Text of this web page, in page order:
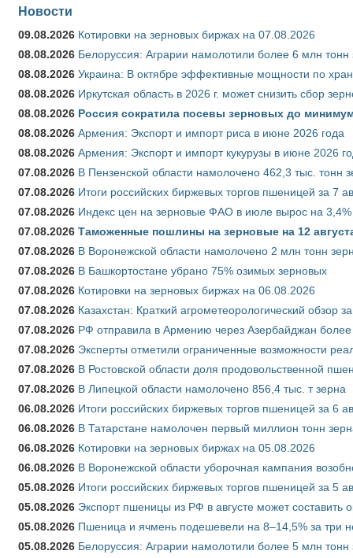
Новости
09.08.2026 Котировки на зерновых биржах на 07.08.2026
08.08.2026 Белоруссия: Аграрии намолотили более 6 млн тонн
08.08.2026 Украина: В октябре эффективные мощности по
08.08.2026 Иркутская область в 2026 г. может снизить сбор
08.08.2026 Россия сократила посевы зерновых до
08.08.2026 Армения: Экспорт и импорт риса в июне 2026 года
08.08.2026 Армения: Экспорт и импорт кукурузы в июне 2026
07.08.2026 В Пензенской области намолочено 462,3 тыс. тонн
07.08.2026 Итоги российских биржевых торгов пшеницей за 7
07.08.2026 Индекс цен на зерновые ФАО в июле вырос на 3,4%
07.08.2026 Таможенные пошлины на зерновые на 12
07.08.2026 В Воронежской области намолочено 2 млн тонн
07.08.2026 В Башкортостане убрано 75% озимых зерновых
07.08.2026 Котировки на зерновых биржах на 06.08.2026
07.08.2026 Казахстан: Краткий агрометеорологический обзор
07.08.2026 РФ отправила в Армению через Азербайджан более
07.08.2026 Эксперты отметили ограниченные возможности
07.08.2026 В Ростовской области доля продовольственной
07.08.2026 В Липецкой области намолочено 856,4 тыс. т зерна
06.08.2026 Итоги российских биржевых торгов пшеницей за 6
06.08.2026 В Татарстане намолочен первый миллион тонн
06.08.2026 Котировки на зерновых биржах на 05.08.2026
06.08.2026 В Воронежской области уборочная кампания
05.08.2026 Итоги российских биржевых торгов пшеницей за 5
05.08.2026 Экспорт пшеницы из РФ в августе может составить
05.08.2026 Пшеница и ячмень подешевели на 8–14,5% за три
05.08.2026 Белоруссия: Аграрии намолотили более 5 млн тонн